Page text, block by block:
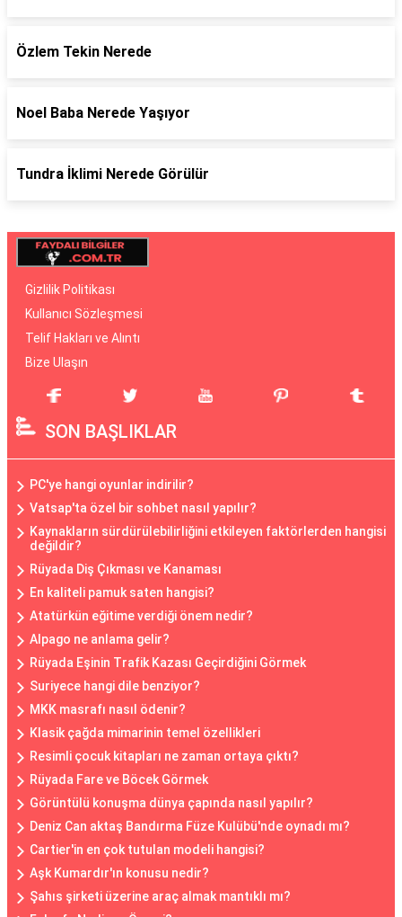
Özlem Tekin Nerede
Noel Baba Nerede Yaşıyor
Tundra İklimi Nerede Görülür
Gizlilik Politikası
Kullanıcı Sözleşmesi
Telif Hakları ve Alıntı
Bize Ulaşın
SON BAŞLIKLAR
PC'ye hangi oyunlar indirilir?
Vatsap'ta özel bir sohbet nasıl yapılır?
Kaynakların sürdürülebilirliğini etkileyen faktörlerden hangisi
değildir?
Rüyada Diş Çıkması ve Kanaması
En kaliteli pamuk saten hangisi?
Atatürkün eğitime verdiği önem nedir?
Alpago ne anlama gelir?
Rüyada Eşinin Trafik Kazası Geçirdiğini Görmek
Suriyece hangi dile benziyor?
MKK masrafı nasıl ödenir?
Klasik çağda mimarinin temel özellikleri
Resimli çocuk kitapları ne zaman ortaya çıktı?
Rüyada Fare ve Böcek Görmek
Görüntülü konuşma dünya çapında nasıl yapılır?
Deniz Can aktaş Bandırma Füze Kulübü'nde oynadı mı?
Cartier'in en çok tutulan modeli hangisi?
Aşk Kumardır'ın konusu nedir?
Şahıs şirketi üzerine araç almak mantıklı mı?